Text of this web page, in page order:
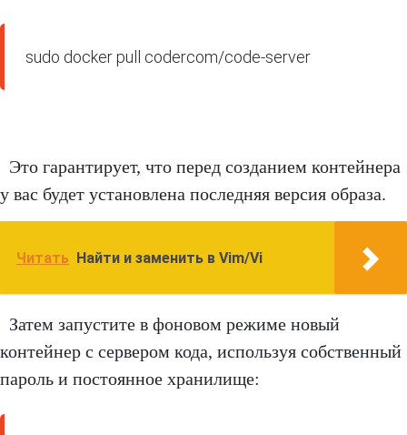
sudo docker pull codercom/code-server
Это гарантирует, что перед созданием контейнера
у вас будет установлена последняя версия образа.
Читать Найти и заменить в Vim/Vi
Затем запустите в фоновом режиме новый
контейнер с сервером кода, используя собственный
пароль и постоянное хранилище: